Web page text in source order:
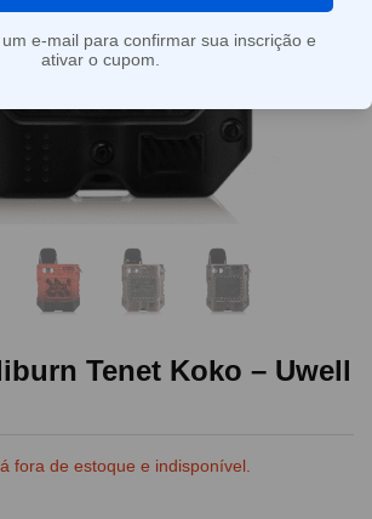
Tenet Koko – Uwell
fora de estoque e indisponível.
e-mail para confirmar sua inscrição e
ativar o cupom.